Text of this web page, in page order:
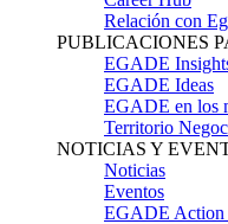
Relación con
PUBLICACIONES
EGADE
EGADE Ideas
EGADE en los
Territorio
NOTICIAS Y
Noticias
Eventos
EGADE Action